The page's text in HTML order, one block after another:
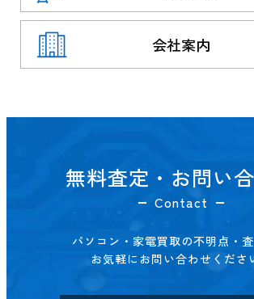
会社案内
無料査定・お問い
Contact
パソコン・家電買取の不明点・
お気軽にお問い合わせくださ